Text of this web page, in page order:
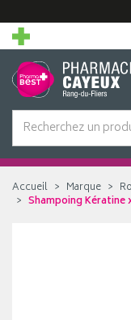
Accueil Marque
Shampoing Kératine